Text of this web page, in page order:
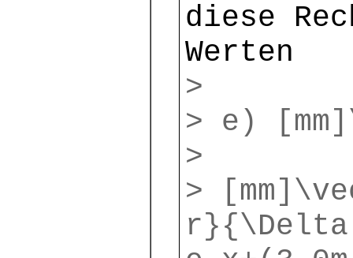
diese
Werten
>
> e)
>
>
r}{\Delta